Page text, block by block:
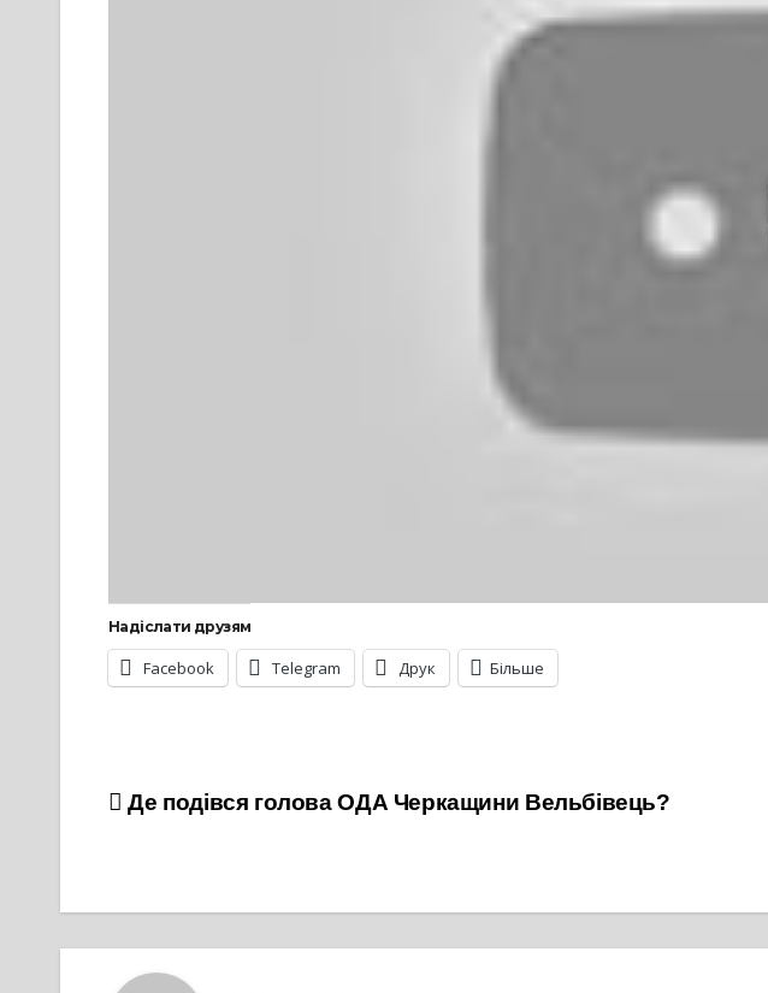
Надіслати друзям
Facebook Telegram Друк Більше
Навігація
Де подівся голова ОДА Черкащини Вельбівець?